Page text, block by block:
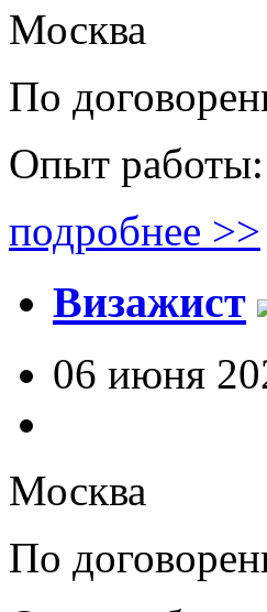
Москва
По
Опыт
подробнее >>
Визажист
06 июня
Москва
По